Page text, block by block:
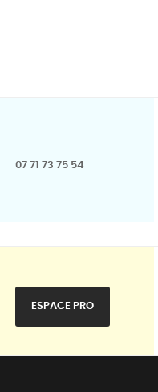
07 71 73 75 54
ESPACE PRO